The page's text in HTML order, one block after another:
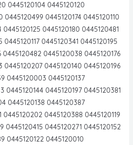
0445120104 0445120120
0445120499 0445120174 0445120110
0445120125 0445120180 0445120481
0445120341 0445120195
0445120482 0445120038 0445120176
0445120207 0445120140 0445120196
0445120003 0445120137
0445120144 0445120197 0445120381
0445120138 0445120387
0445120202 0445120388 0445120119
0445120415 0445120271 0445120152
0445120122 0445120010